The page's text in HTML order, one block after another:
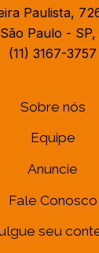
Paulista,
Paulo -
(11) 3167-3757
Sobre nós
Equipe
Anuncie
Fale Conosco
seu